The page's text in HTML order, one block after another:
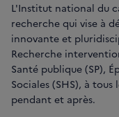
L'Institut national du
recherche qui vise à
innovante et
Recherche
Santé publique (SP),
Sociales (SHS), à
pendant et après.